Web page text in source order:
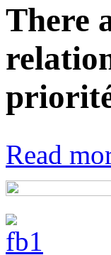
There
Read